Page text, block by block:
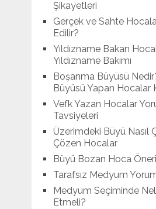
Şikayetleri
Gerçek ve Sahte
Edilir?
Yıldızname Bakan
Yıldızname Bakımı
Boşanma Büyüsü
Büyüsü Yapan Hocalar
Vefk Yazan Hocalar
Tavsiyeleri
Üzerimdeki Büyü Nasıl
Çözen Hocalar
Büyü Bozan Hoca
Tarafsız Medyum
Medyum Seçiminde
Etmeli?